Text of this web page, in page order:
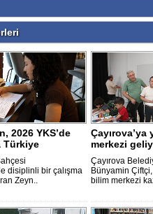
2026 YKS’de
Türkiye
disiplinli bir çalışma
Zeyn..
merkezi
Çayırova
Bünyamin
bilim merkezi